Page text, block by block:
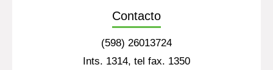
Contacto
(598) 26013724
Ints. 1314, tel fax. 1350